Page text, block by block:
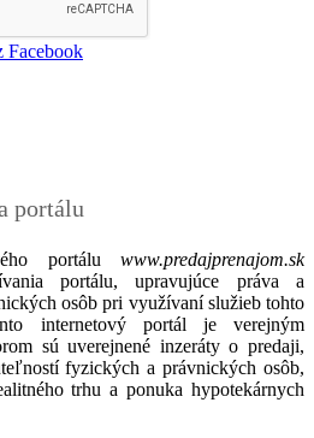
Facebook
portálu
portálu www.predajprenajom.sk
portálu, upravujúce práva a
osôb pri využívaní služieb tohto
internetový portál je verejným
sú uverejnené inzeráty o predaji,
fyzických a právnických osôb,
trhu a ponuka hypotekárnych